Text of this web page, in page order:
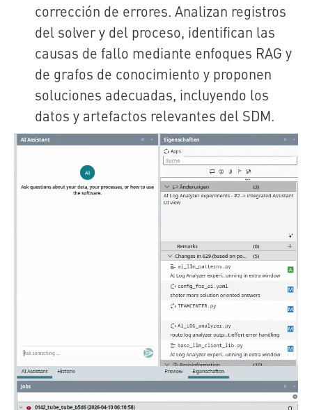
corrección de errores. Analizan registros
del solver y del proceso, identifican las
causas de fallo mediante enfoques RAG y
de grafos de conocimiento y proponen
soluciones adecuadas, incluyendo los
datos y artefactos relevantes del SDM.